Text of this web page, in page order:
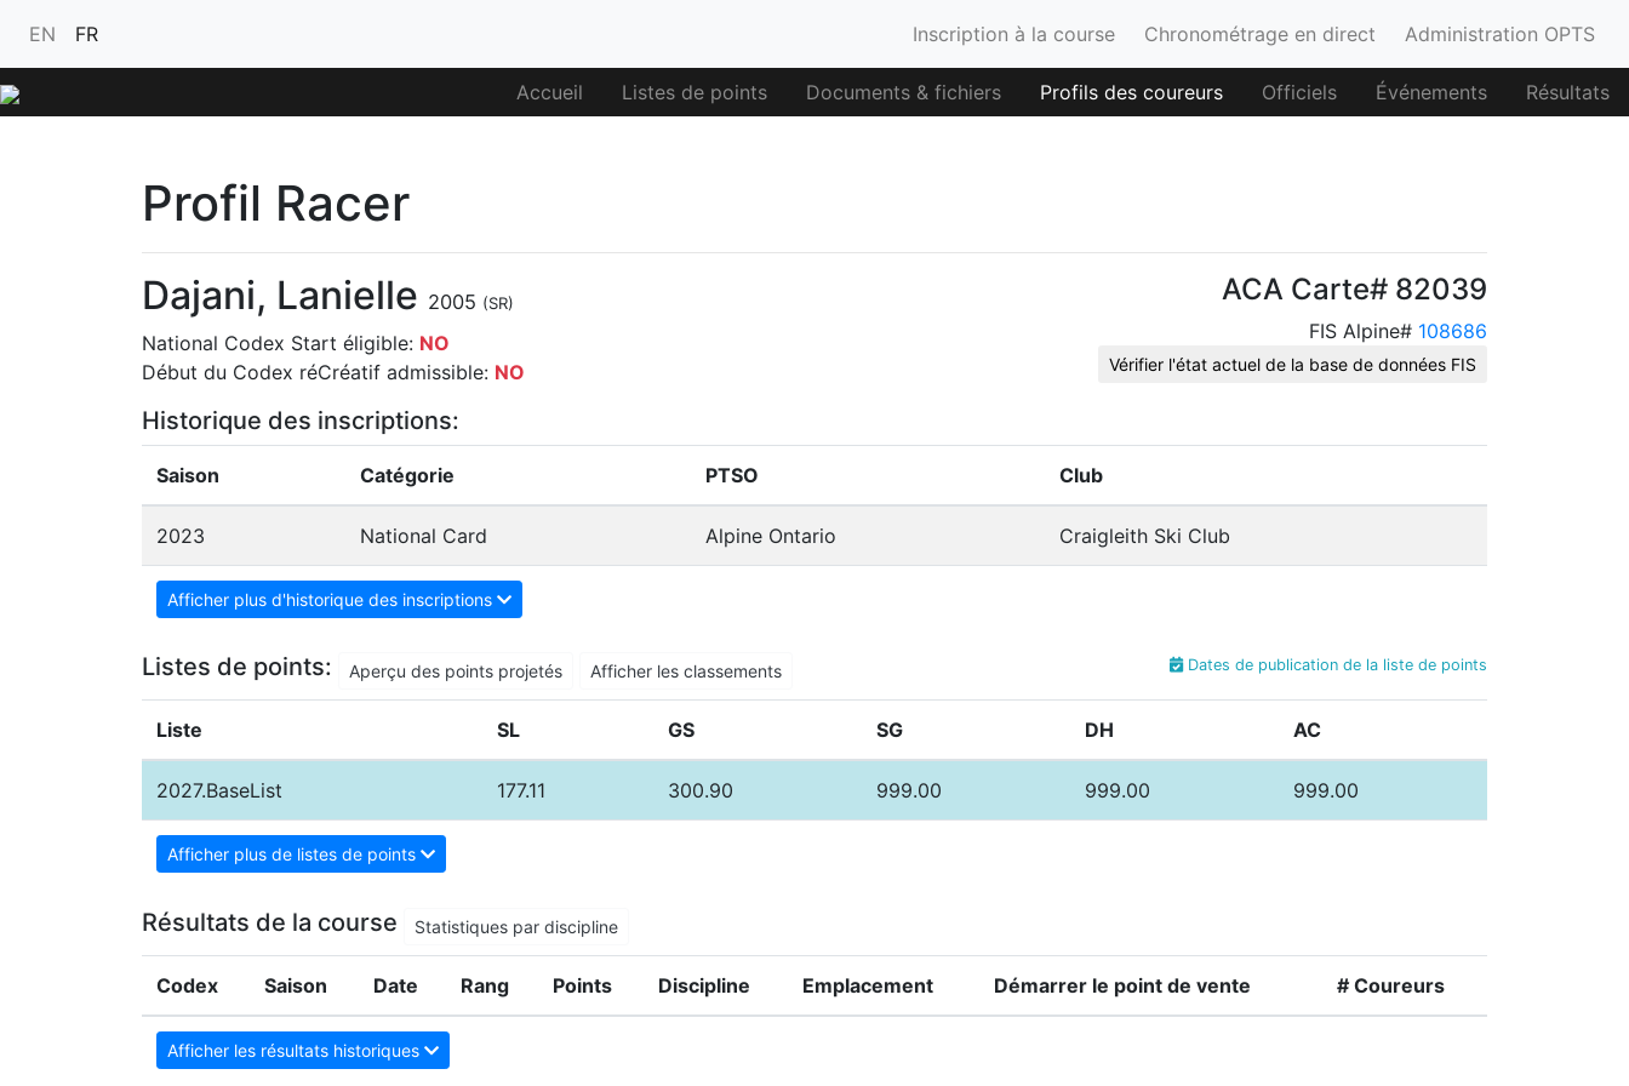
EN FR Inscription à la course Chronométrage en direct Administration OPTS
Accueil Listes de points Documents & fichiers Profils des coureurs Officiels Événements Résultats
Profil Racer
Dajani, Lanielle 2005 (SR)
National Codex Start éligible: NO
Début du Codex réCréatif admissible: NO
ACA Carte# 82039
FIS Alpine# 108686
Vérifier l'état actuel de la base de données FIS
Historique des inscriptions:
Saison Catégorie PTSO Club
2023 National Card Alpine Ontario Craigleith Ski Club
Afficher plus d'historique des inscriptions
Listes de points: Aperçu des points projetés Afficher les classements Dates de publication de la liste de points
Liste SL GS SG DH AC
2027.BaseList 177.11 300.90 999.00 999.00 999.00
Afficher plus de listes de points
Résultats de la course Statistiques par discipline
Codex Saison Date Rang Points Discipline Emplacement Démarrer le point de vente # Coureurs
Afficher les résultats historiques